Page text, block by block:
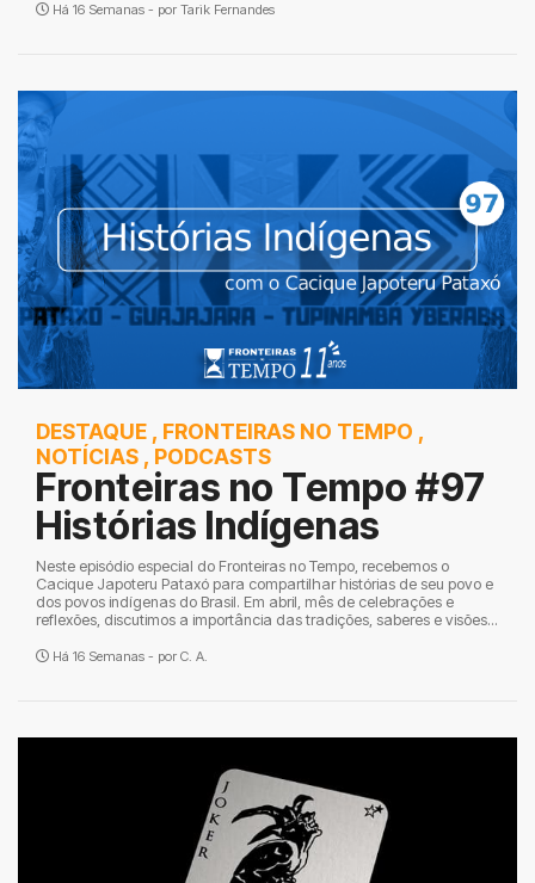
Há 16 Semanas - por Tarik Fernandes
DESTAQUE , FRONTEIRAS NO TEMPO ,
NOTÍCIAS , PODCASTS
Fronteiras no Tempo #97
Histórias Indígenas
Neste episódio especial do Fronteiras no Tempo, recebemos o
Cacique Japoteru Pataxó para compartilhar histórias de seu povo e
dos povos indígenas do Brasil. Em abril, mês de celebrações e
reflexões, discutimos a importância das tradições, saberes e visões...
Há 16 Semanas - por C. A.